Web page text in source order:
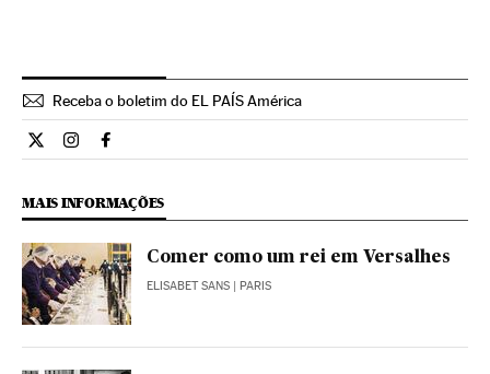
Receba o boletim do EL PAÍS América
Internacional El País Brasil en Twitter
Internacional El País Brasil en Instagram
Internacional El País Brasil en Facebook
MAIS INFORMAÇÕES
Comer como um rei em Versalhes
ELISABET SANS | PARIS